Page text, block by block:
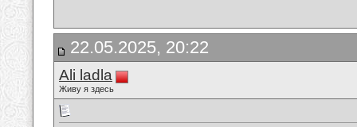
22.05.2025, 20:22
Ali ladla
Живу я здесь